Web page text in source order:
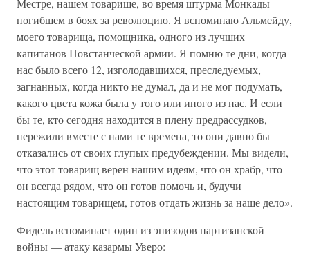
Местре, нашем товарище, во время штурма Монкады
погибшем в боях за революцию. Я вспоминаю Альмейду,
моего товарища, помощника, одного из лучших
капитанов Повстанческой армии. Я помню те дни, когда
нас было всего 12, изголодавшихся, преследуемых,
загнанных, когда никто не думал, да и не мог подумать,
какого цвета кожа была у того или иного из нас. И если
бы те, кто сегодня находится в плену предрассудков,
пережили вместе с нами те времена, то они давно бы
отказались от своих глупых предубеждении. Мы видели,
что этот товарищ верен нашим идеям, что он храбр, что
он всегда рядом, что он готов помочь и, будучи
настоящим товарищем, готов отдать жизнь за наше дело».
Фидель вспоминает один из эпизодов партизанской
войны — атаку казармы Уверо: